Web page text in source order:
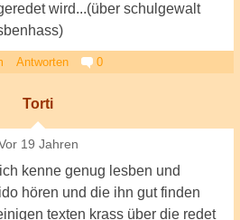
wird...(über schulgewalt
Antworten 0
Torti
19 Jahren
kenne genug lesben und
hören und die ihn gut finden
texten krass über die redet